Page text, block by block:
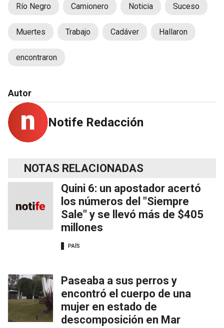
Río Negro Camionero Noticia Suceso
Muertes Trabajo Cadáver Hallaron
encontraron
Autor
Notife Redacción
NOTAS RELACIONADAS
Quini 6: un apostador acertó
los números del "Siempre
Sale" y se llevó más de $405
millones
PAÍS
Paseaba a sus perros y
encontró el cuerpo de una
mujer en estado de
descomposición en Mar